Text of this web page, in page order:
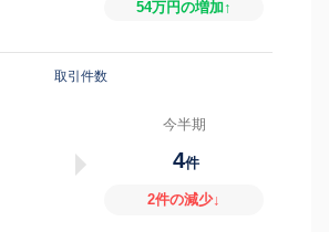
54万円の増加↑
取引件数
今半期
4件
2件の減少↓